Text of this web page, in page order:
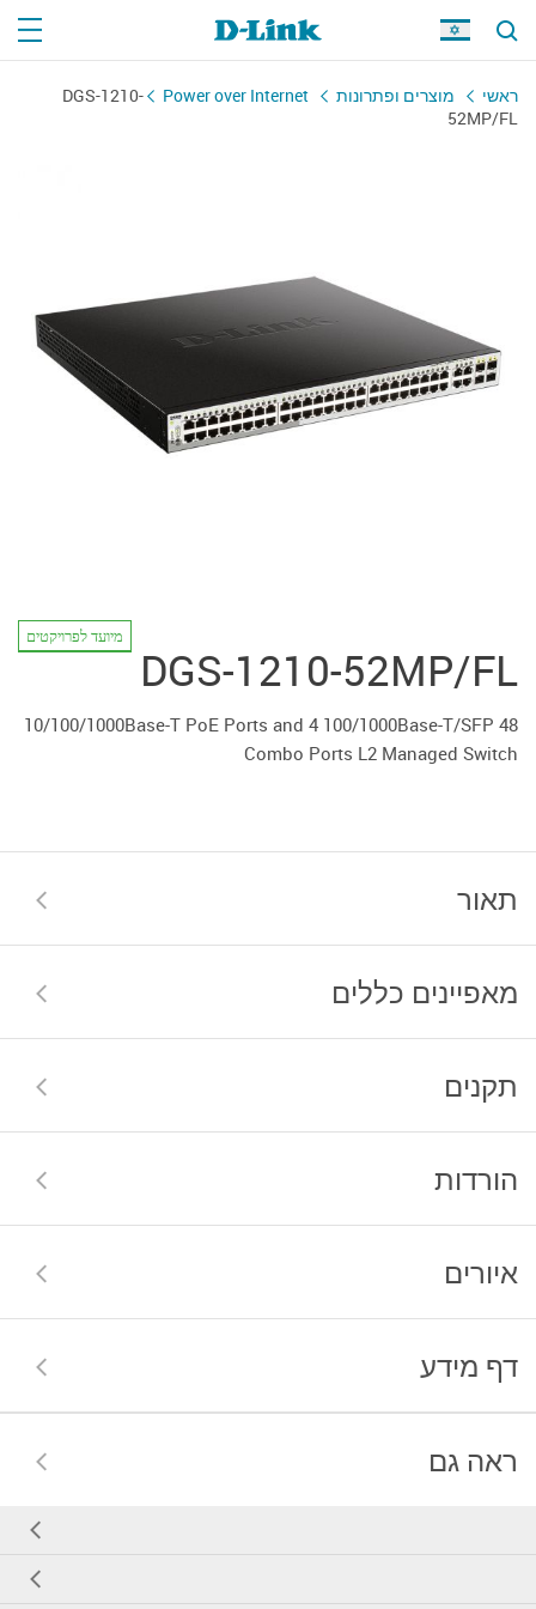
ראשי מוצרים ופתרונות Power over Internet
DGS-1210-
52MP/FL
DGS-1210-52MP/FL
מיועד לפרויקטים
48 10/100/1000Base-T PoE Ports and 4 100/1000Base-T/SFP
Combo Ports L2 Managed Switch
תאור
מאפיינים כללים
תקנים
הורדות
איורים
דף מידע
ראה גם